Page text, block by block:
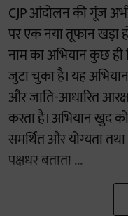
CJP आंदोलन की गूंज
पर एक नया तूफान खड़ा
नाम का अभियान कुछ
जुटा चुका है। यह
और जाति-आधारित
करता है। अभियान खुद
समर्थित और योग्यता
पक्षधर बताता ...